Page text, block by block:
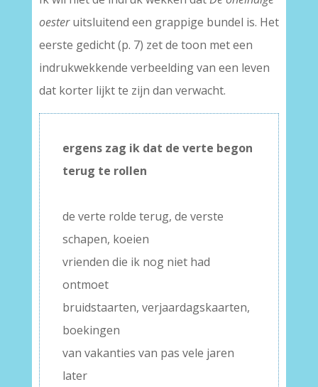
oesteruitsluitend een grappige bundel is. Het
eerste gedicht (p. 7) zet de toon met een
indrukwekkende verbeelding van een leven
dat korter lijkt te zijn dan verwacht.
ergens zag ik dat de verte begon
terug te rollen
de verte rolde terug, de verste
schapen, koeien
vrienden die ik nog niet had
ontmoet
bruidstaarten, verjaardagskaarten,
boekingen
van vakanties van pas vele jaren
later